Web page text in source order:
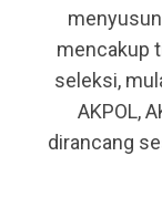
mencakup
seleksi,
AKPOL,
dirancang